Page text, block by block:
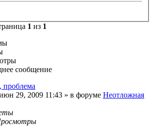
1 из 1
сообщение
проблема
29, 2009 11:43 » в форуме Неотложная